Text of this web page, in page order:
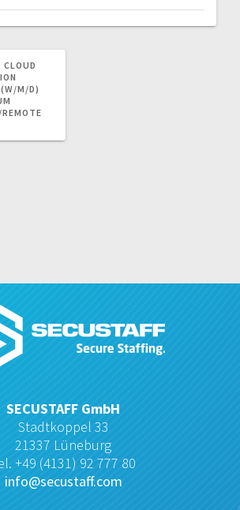
NÄCHSTER
BEITRAG:
CLOUD
M/D)
SECUSTAFF GmbH
Stadtkoppel 33
21337 Lüneburg
+49 (4131) 92 777 80
info@secustaff.com